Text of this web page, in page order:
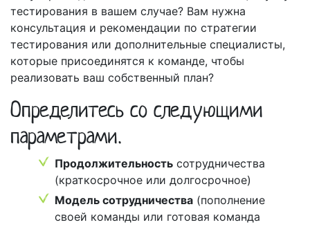
тестирования в вашем случае? Вам нужна
консультация и рекомендации по стратегии
тестирования или дополнительные специалисты,
которые присоединятся к команде, чтобы
реализовать ваш собственный план?
Определитесь со следующими
параметрами.
Продолжительность сотрудничества
(краткосрочное или долгосрочное)
Модель сотрудничества (пополнение
своей команды или готовая команда